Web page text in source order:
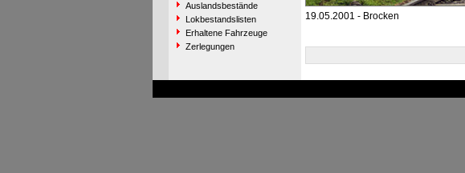
Auslandsbestände
Lokbestandslisten
Erhaltene Fahrzeuge
Zerlegungen
19.05.2001 - Brocken